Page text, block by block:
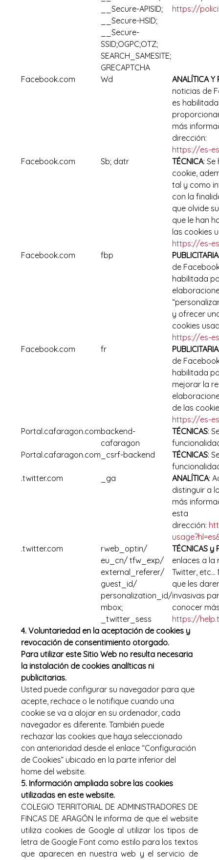
__Secure-APISID;
__Secure-HSID;
__Secure-
SSID;OGPC;OTZ;
SEARCH_SAMESITE;
GRECAPTCHA
https://
Facebook.com Wd
ANALÍTICA Y
noticias de
es
más
dirección:
https://es-
Facebook.com
Sb; datr TÉCNICA:
cookie,
tal y como
con la
que olvide
que le han
las cookies
https://es-
Facebook.com
fbp
de
habilitada
y ofrecer
cookies
https://es-
Facebook.com
fr
de
habilitada
mejorar la
de las
https://es-
Portal.cafaragon.combackend-
cafaragon
TÉCNICAS:
Portal.cafaragon.com _csrf-backend TÉCNICAS:
.twitter.com
_ga ANALÍTICA:
distinguir a
más
esta
dirección:
.twitter.com
rweb_optin/
eu_cn/ tfw_exp/
external_referer/
guest_id/
personalization_id/
mbox;
_twitter_sess
TÉCNICAS y
enlaces a la
Twitter,
que les
invasivas
conocer
https://
4. Voluntariedad en la aceptación de cookies y
revocación de consentimiento otorgado.
Para utilizar este Sitio Web no resulta necesaria
la instalación de cookies analíticas ni
publicitarias.
Usted puede configurar su navegador para que
acepte, rechace o le notifique cuando una
cookie se va a alojar en su ordenador, cada
navegador es diferente. También puede
rechazar las cookies que haya seleccionado
con anterioridad desde el enlace “Configuración
de Cookies” ubicado en la parte inferior del
home del website.
5. Información ampliada sobre las cookies
utilizadas en este website.
COLEGIO TERRITORIAL DE ADMINISTRADORES DE
FINCAS DE ARAGÓN le informa de que el website
utiliza cookies de Google al utilizar los tipos de
letra de Google Font como estilo para los textos
que aparecen en nuestra web y el servicio de